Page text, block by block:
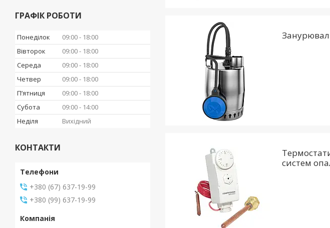
систем
ГРАФІК РОБОТИ
Понеділок 09:00
18:00
Вівторок
09:00
18:00
Середа
09:00
18:00
Четвер
09:00
18:00
Пʼятниця
09:00
18:00
Субота
09:00
14:00
Неділя
Вихідний
КОНТАКТИ
+380 (67) 637-19-99
+380 (99) 637-19-99